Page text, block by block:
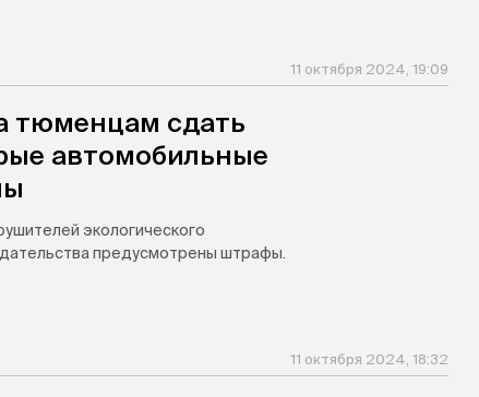
11 октября 2024, 19:09
тюменцам сдать
автомобильные
экологического
предусмотрены штрафы.
11 октября 2024, 18:32